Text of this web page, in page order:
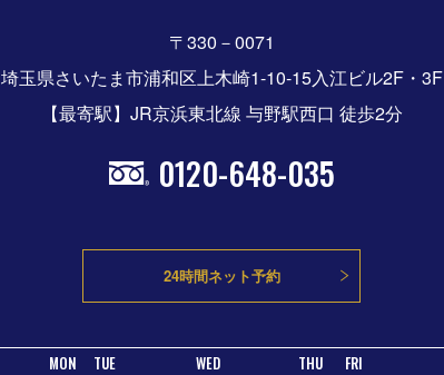
〒330－0071
埼玉県さいたま市浦和区上木崎1-10-15入江ビル2F・3F
【最寄駅】JR京浜東北線 与野駅西口 徒歩2分
0120-648-035
24時間ネット予約
MON TUE WED THU FRI